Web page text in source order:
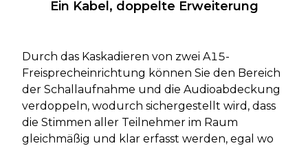
Ein Kabel, doppelte Erweiterung
Durch das Kaskadieren von zwei A15-
Freisprecheinrichtung können Sie den Bereich
der Schallaufnahme und die Audioabdeckung
verdoppeln, wodurch sichergestellt wird, dass
die Stimmen aller Teilnehmer im Raum
gleichmäßig und klar erfasst werden, egal wo